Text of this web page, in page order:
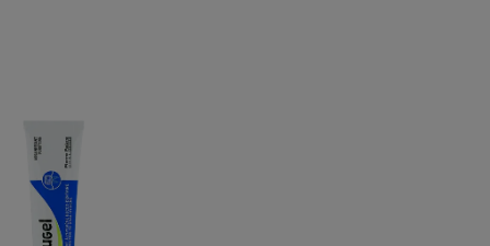
Гел
за
устна
лигавица